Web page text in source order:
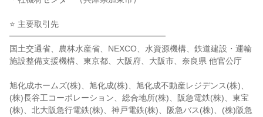
⭐ 主要取引先
━━━━━━━━━━━━━━━━━━━
国土交通省、農林水産省、NEXCO、水資源機構、鉄道建設・運輸
施設整備支援機構、東京都、大阪府、大阪市、奈良県 他官公庁
旭化成ホームズ(株)、旭化成(株)、旭化成不動産レジデンス(株)、
(株)長谷工コーポレーション、総合地所(株)、阪急電鉄(株)、東宝
(株)、北大阪急行電鉄(株)、神戸電鉄(株)、阪急バス(株)、(株)阪急